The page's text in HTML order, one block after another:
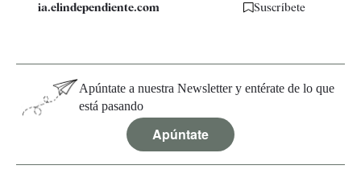
ia.elindependiente.com Suscríbete
Apúntate a nuestra Newsletter y entérate de lo que
está pasando
Apúntate